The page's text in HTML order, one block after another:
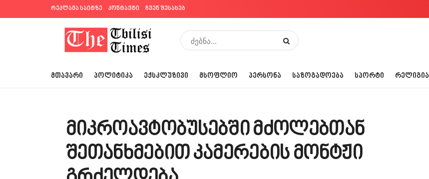
რეკლამა საიტზე კონტაქტი ჩვენ შესახებ
ᲛᲗᲐᲕᲐᲠᲘ ᲞᲝᲚᲘᲢᲘᲙᲐ ᲔᲥᲡᲙᲚᲣᲖᲘᲕᲘ ᲛᲡᲝᲤᲚᲘᲝ ᲞᲔᲠᲡᲝᲜᲐ ᲡᲐᲖᲝᲒᲐᲓᲝᲔᲑᲐ ᲡᲞᲝᲠᲢᲘ ᲠᲔᲚᲘᲒᲘᲐ
მიკროავტობუსებში მძოლებთან
შეთანხმებით კამერების მონტჟი